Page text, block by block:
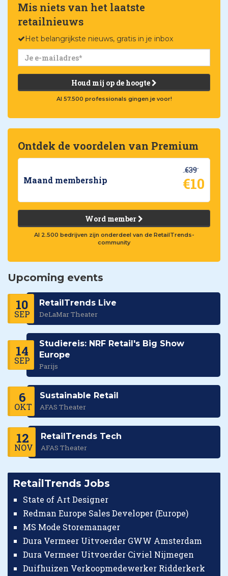
Mis niets van het laatste
retailnieuws
Het belangrijkste nieuws, gratis in je inbox
Houd mij op de hoogte
Al 57.500 professionals gingen je voor!
Ontdek de voordelen van Premium
Maand membership
€39
€10
Word member
Al 2.500 bedrijven zijn onderdeel van de RetailTrends-
community
Upcoming events
10
SEP
RetailTrends Live
DeLaMar Theater
14
SEP
Studiereis: NRF Retail's Big Show
Europe
Parijs
6
OKT
Sustainable Retail
AFAS Theater
12
NOV
RetailTrends Tech
AFAS Theater
RetailTrends Jobs
State of Art Designer
Redman Europe Sales Developer (Europe)
MS Mode Storemanager
Dura Vermeer Uitvoerder GWW Amsterdam
Dura Vermeer Uitvoerder Civiel Nijmegen
Duifhuizen Verkoopmedewerker Ridderkerk